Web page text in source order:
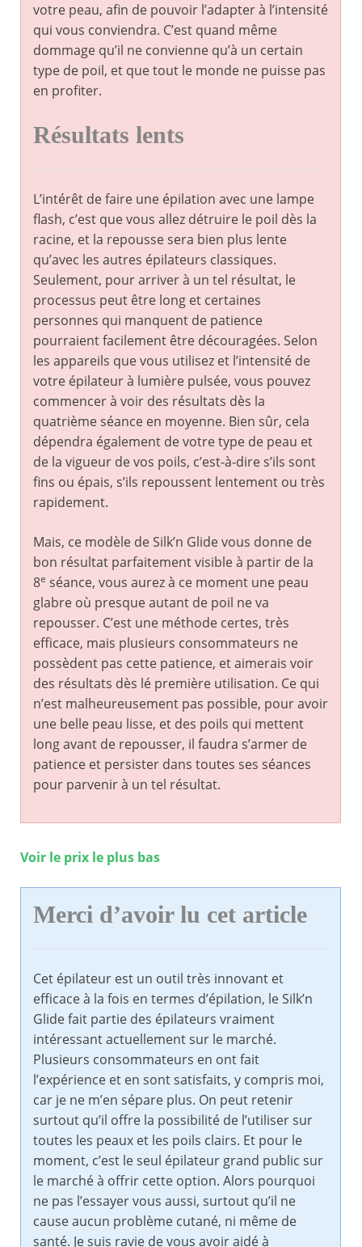
votre peau, afin de pouvoir l’adapter à l’intensité
qui vous conviendra. C’est quand même
dommage qu’il ne convienne qu’à un certain
type de poil, et que tout le monde ne puisse pas
en profiter.
Résultats lents
L’intérêt de faire une épilation avec une lampe
flash, c’est que vous allez détruire le poil dès la
racine, et la repousse sera bien plus lente
qu’avec les autres épilateurs classiques.
Seulement, pour arriver à un tel résultat, le
processus peut être long et certaines
personnes qui manquent de patience
pourraient facilement être découragées. Selon
les appareils que vous utilisez et l’intensité de
votre épilateur à lumière pulsée, vous pouvez
commencer à voir des résultats dès la
quatrième séance en moyenne. Bien sûr, cela
dépendra également de votre type de peau et
de la vigueur de vos poils, c’est-à-dire s’ils sont
fins ou épais, s’ils repoussent lentement ou très
rapidement.
Mais, ce modèle de Silk’n Glide vous donne de
bon résultat parfaitement visible à partir de la
8e séance, vous aurez à ce moment une peau
glabre où presque autant de poil ne va
repousser. C’est une méthode certes, très
efficace, mais plusieurs consommateurs ne
possèdent pas cette patience, et aimerais voir
des résultats dès lé première utilisation. Ce qui
n’est malheureusement pas possible, pour avoir
une belle peau lisse, et des poils qui mettent
long avant de repousser, il faudra s’armer de
patience et persister dans toutes ses séances
pour parvenir à un tel résultat.
Voir le prix le plus bas
Merci d’avoir lu cet article
Cet épilateur est un outil très innovant et
efficace à la fois en termes d’épilation, le Silk’n
Glide fait partie des épilateurs vraiment
intéressant actuellement sur le marché.
Plusieurs consommateurs en ont fait
l’expérience et en sont satisfaits, y compris moi,
car je ne m’en sépare plus. On peut retenir
surtout qu’il offre la possibilité de l’utiliser sur
toutes les peaux et les poils clairs. Et pour le
moment, c’est le seul épilateur grand public sur
le marché à offrir cette option. Alors pourquoi
ne pas l’essayer vous aussi, surtout qu’il ne
cause aucun problème cutané, ni même de
santé. Je suis ravie de vous avoir aidé à